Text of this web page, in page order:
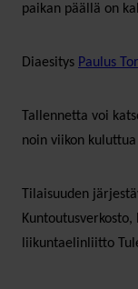
paikan päällä on
Diaesitys Paulus
Tallennetta voi
noin viikon
Tilaisuuden
Kuntoutusverkosto,
liikuntaelinliitto